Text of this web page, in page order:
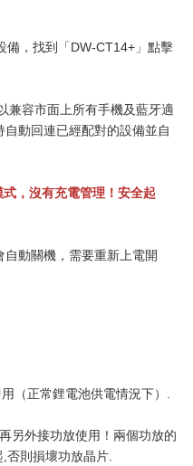
備，找到「DW-CT14+」點擊
兼容市面上所有手機及藍牙適
動回連已經配對的設備並自
，沒有充電管理！安全起
動關機，需要重新上電開
（正常鋰電池供電情況下）.
另外接功放使用！兩個功放的
否則損壞功放晶片.